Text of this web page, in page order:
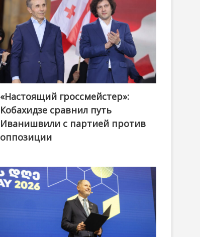
@ქართული ოცნება / Georgian Dream
«Настоящий гроссмейстер»:
Кобахидзе сравнил путь
Иванишвили с партией против
оппозиции